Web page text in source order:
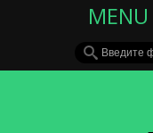
MENU